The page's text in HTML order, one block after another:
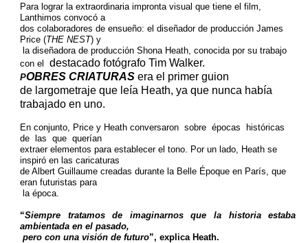
Para lograr la extraordinaria impronta visual que tiene el film,
Lanthimos convocó a
dos colaboradores de ensueño: el diseñador de producción James
Price (THE NEST) y
la diseñadora de producción Shona Heath, conocida por su trabajo
con el destacado fotógrafo Tim Walker.
POBRES CRIATURASera el primer guion
de largometraje que leía Heath, ya que nunca había
trabajado en uno.
En conjunto, Price y Heath conversaron sobre épocas históricas
de las que querían
extraer elementos para establecer el tono. Por un lado, Heath se
inspiró en las caricaturas
de Albert Guillaume creadas durante la Belle Époque en París, que
eran futuristas para
la época.
“Siempre tratamos de imaginarnos que la historia estaba
ambientada en el pasado,
pero con una visión de futuro”, explica Heath.